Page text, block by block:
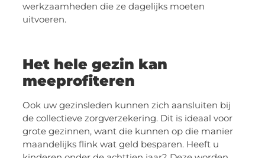
werkzaamheden die ze dagelijks moeten
uitvoeren.
Het hele gezin kan
meeprofiteren
Ook uw gezinsleden kunnen zich aansluiten bij
de collectieve zorgverzekering. Dit is ideaal voor
grote gezinnen, want die kunnen op die manier
maandelijks flink wat geld besparen. Heeft u